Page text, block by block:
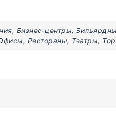
, Бизнес-центры,
, Рестораны, Театры,